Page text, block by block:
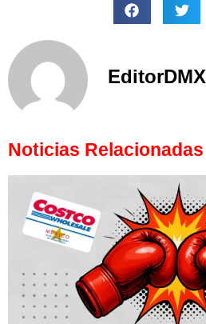
EditorDMX
Noticias Relacionadas